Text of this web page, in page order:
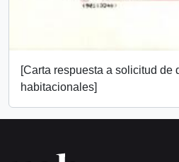
[Carta respuesta a solicitud de
habitacionales]